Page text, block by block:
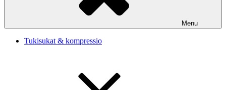
Menu
Tukisukat & kompressio